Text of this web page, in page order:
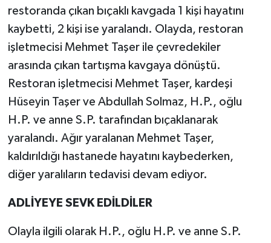
restoranda çıkan bıçaklı kavgada 1 kişi hayatını
kaybetti, 2 kişi ise yaralandı. Olayda, restoran
işletmecisi Mehmet Taşer ile çevredekiler
arasında çıkan tartışma kavgaya dönüştü.
Restoran işletmecisi Mehmet Taşer, kardeşi
Hüseyin Taşer ve Abdullah Solmaz, H.P., oğlu
H.P. ve anne S.P. tarafından bıçaklanarak
yaralandı. Ağır yaralanan Mehmet Taşer,
kaldırıldığı hastanede hayatını kaybederken,
diğer yaralıların tedavisi devam ediyor.
ADLİYEYE SEVK EDİLDİLER
Olayla ilgili olarak H.P., oğlu H.P. ve anne S.P.